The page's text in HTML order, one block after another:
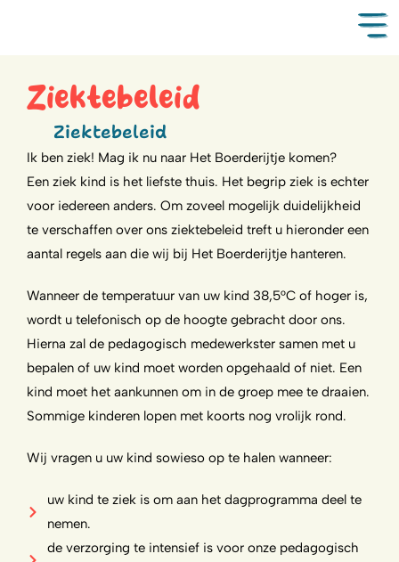
Ziektebeleid
Ziektebeleid
Ik ben ziek! Mag ik nu naar Het Boerderijtje komen?
Een ziek kind is het liefste thuis. Het begrip ziek is echter
voor iedereen anders. Om zoveel mogelijk duidelijkheid
te verschaffen over ons ziektebeleid treft u hieronder een
aantal regels aan die wij bij Het Boerderijtje hanteren.
Wanneer de temperatuur van uw kind 38,5°C of hoger is,
wordt u telefonisch op de hoogte gebracht door ons.
Hierna zal de pedagogisch medewerkster samen met u
bepalen of uw kind moet worden opgehaald of niet. Een
kind moet het aankunnen om in de groep mee te draaien.
Sommige kinderen lopen met koorts nog vrolijk rond.
Wij vragen u uw kind sowieso op te halen wanneer:
uw kind te ziek is om aan het dagprogramma deel te
nemen.
de verzorging te intensief is voor onze pedagogisch